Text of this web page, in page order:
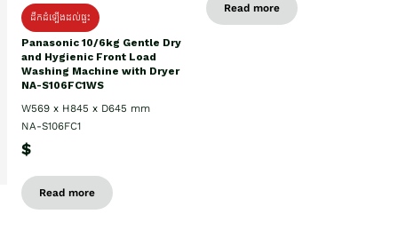
ដឹកដំឡើងដល់ផ្ទះ
Panasonic 10/6kg Gentle Dry
and Hygienic Front Load
Washing Machine with Dryer
NA-S106FC1WS
W569 x H845 x D645 mm
NA-S106FC1
$
Read more
Read more